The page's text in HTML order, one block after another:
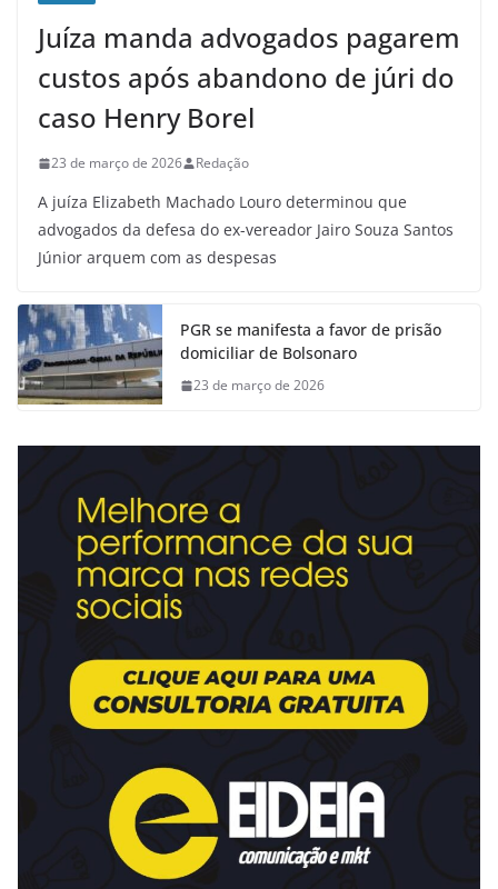
Juíza manda advogados pagarem
custos após abandono de júri do
caso Henry Borel
23 de março de 2026 Redação
A juíza Elizabeth Machado Louro determinou que
advogados da defesa do ex-vereador Jairo Souza Santos
Júnior arquem com as despesas
PGR se manifesta a favor de prisão
domiciliar de Bolsonaro
23 de março de 2026